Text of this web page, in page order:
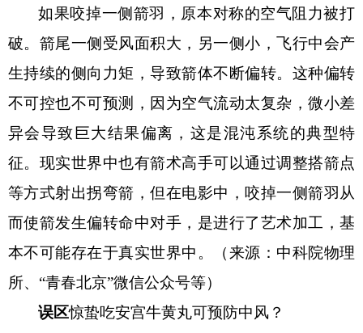
如果咬掉一侧箭羽，原本对称的空气阻力被打
破。箭尾一侧受风面积大，另一侧小，飞行中会产
生持续的侧向力矩，导致箭体不断偏转。这种偏转
不可控也不可预测，因为空气流动太复杂，微小差
异会导致巨大结果偏离，这是混沌系统的典型特
征。现实世界中也有箭术高手可以通过调整搭箭点
等方式射出拐弯箭，但在电影中，咬掉一侧箭羽从
而使箭发生偏转命中对手，是进行了艺术加工，基
本不可能存在于真实世界中。（来源：中科院物理
所、 “青春北京”微信公众号等）
误区惊蛰吃安宫牛黄丸可预防中风？